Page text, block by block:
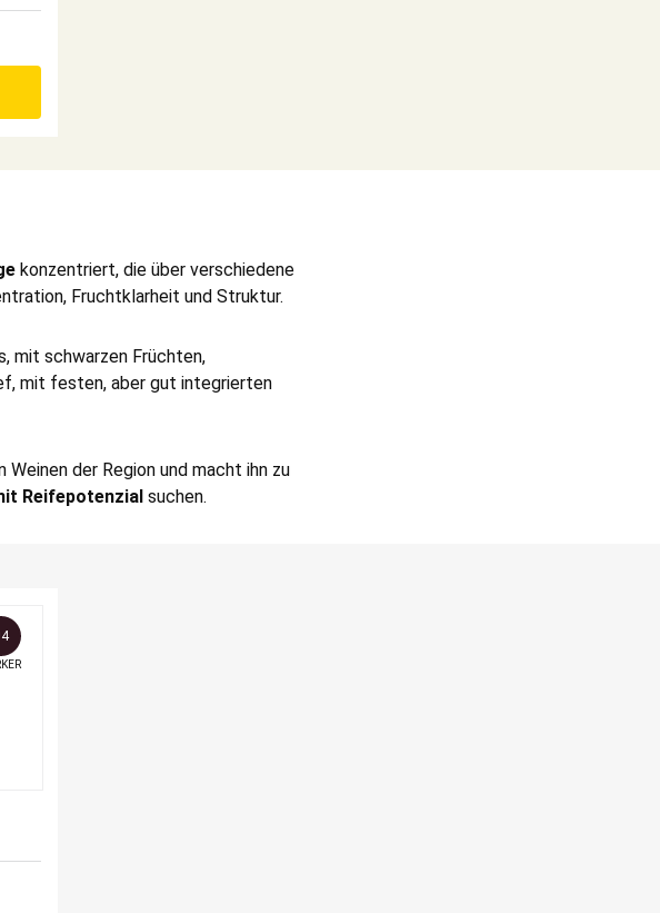
konzentriert, die über verschiedene
Fruchtklarheit und Struktur.
mit schwarzen Früchten,
mit festen, aber gut integrierten
der Region und macht ihn zu
Reifepotenzial suchen.